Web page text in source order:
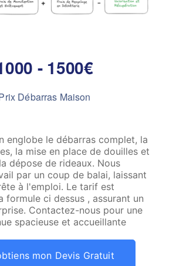
- 1500€
Débarras Maison
englobe le débarras complet, la
la mise en place de douilles et
dépose de rideaux. Nous
par un coup de balai, laissant
à l'emploi. Le tarif est
formule ci dessus , assurant un
Contactez-nous pour une
spacieuse et accueillante
mon Devis Gratuit